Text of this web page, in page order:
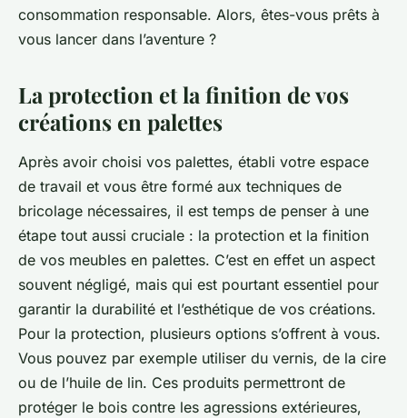
consommation responsable. Alors, êtes-vous prêts à
vous lancer dans l’aventure ?
La protection et la finition de vos
créations en palettes
Après avoir choisi vos palettes, établi votre espace
de travail et vous être formé aux techniques de
bricolage nécessaires, il est temps de penser à une
étape tout aussi cruciale : la protection et la finition
de vos meubles en palettes. C’est en effet un aspect
souvent négligé, mais qui est pourtant essentiel pour
garantir la durabilité et l’esthétique de vos créations.
Pour la protection, plusieurs options s’offrent à vous.
Vous pouvez par exemple utiliser du vernis, de la cire
ou de l’huile de lin. Ces produits permettront de
protéger le bois contre les agressions extérieures,